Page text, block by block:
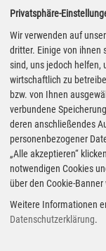
Euro monatlich im
Chinesen noch einen
621 Euro drauf. Der
Ladeverhalten –
entsprechen.
Privatsphäre-
Wir verwenden auf
dritter. Einige von ihnen
sind, uns jedoch helfen,
wirtschaftlich zu
bzw. von Ihnen
verbundene
deren anschließendes
personenbezogener
„Alle akzeptieren“
notwendigen Cookies
über den Cookie-
Weitere Informationen
Datenschutzerklärung.